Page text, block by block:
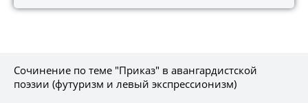
Сочинение по теме "Приказ" в авангардистской
поэзии (футуризм и левый экспрессионизм)